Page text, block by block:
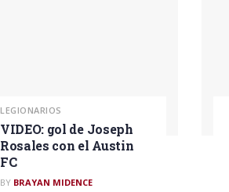
LEGIONARIOS
VIDEO: gol de Joseph
Rosales con el Austin
FC
BY BRAYAN MIDENCE